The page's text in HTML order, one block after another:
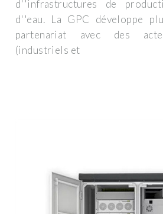
d''infrastructures de
d''eau. La GPC développe
partenariat avec des
(industriels et